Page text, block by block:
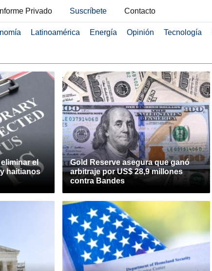
Informe Privado Suscríbete Contacto
Latinoamérica Energía Opinión Tecnología
el
haitianos
Gold Reserve asegura que ganó
arbitraje por US$ 28,9 millones
contra Bandes